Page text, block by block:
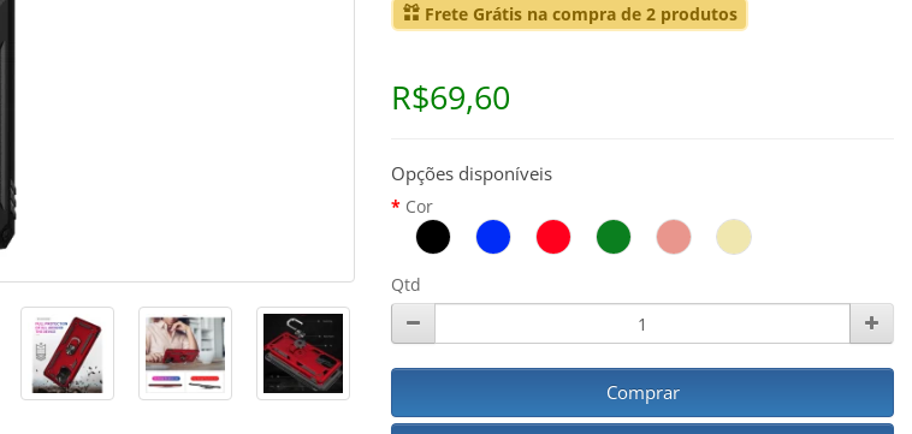
Frete Grátis na compra de 2 produtos
R$69,60
Opções disponíveis
Cor
Qtd
Comprar